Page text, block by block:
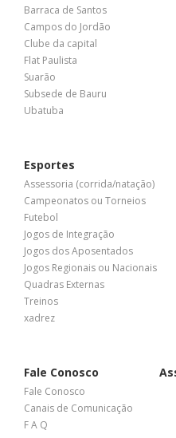
Barraca de Santos
Campos do Jordão
Clube da capital
Flat Paulista
Suarão
Subsede de Bauru
Ubatuba
Esportes
Assessoria (corrida/natação)
Campeonatos ou Torneios
Futebol
Jogos de Integração
Jogos dos Aposentados
Jogos Regionais ou Nacionais
Quadras Externas
Treinos
xadrez
Fale Conosco
Fale Conosco
Canais de Comunicação
F A Q